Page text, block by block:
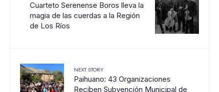
Cuarteto Serenense Boros lleva la
magia de las cuerdas a la Región
de Los Ríos
NEXT STORY
Paihuano: 43 Organizaciones
Reciben Subvención Municipal de